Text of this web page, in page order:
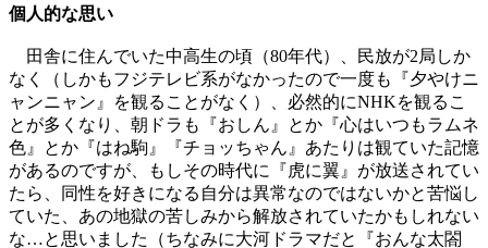
個人的な思い
田舎に住んでいた中高生の頃（80年代）、民放が2局しか
なく（しかもフジテレビ系がなかったので一度も『夕やけニ
ャンニャン』を観ることがなく）、必然的にNHKを観るこ
とが多くなり、朝ドラも『おしん』とか『心はいつもラムネ
色』とか『はね駒』『チョッちゃん』あたりは観ていた記憶
があるのですが、もしその時代に『虎に翼』が放送されてい
たら、同性を好きになる自分は異常なのではないかと苦悩し
ていた、あの地獄の苦しみから解放されていたかもしれない
な…と思いました（ちなみに大河ドラマだと『おんな太閤